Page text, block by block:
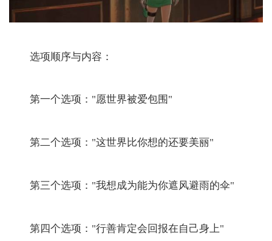
‌选项顺序与内容：‌
第一个选项："愿世界被爱包围"
第二个选项："这世界比你想的还要美丽"
第三个选项："我想成为能为你遮风避雨的伞"
第四个选项："行善肯定会回报在自己身上"